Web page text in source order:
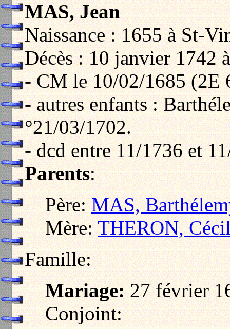
MAS, Jean
Naissance : 1655 à St-
Décès : 10 janvier 1742
- CM le 10/02/1685 (2E
- autres enfants :
°21/03/1702.
- dcd entre 11/1736 et
Parents:
Père:MAS,
Mère:THERON,
Famille:
Mariage:27 février
Conjoint: